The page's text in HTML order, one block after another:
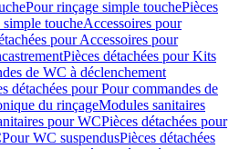
Pour rinçage simple touchePièces
simple toucheAccessoires pour
pour Accessoires pour
Pièces détachées pour Kits
de WC à déclenchement
détachées pour Pour commandes de
du rinçageModules sanitaires
pour WCPièces détachées pour
Pour WC suspendusPièces détachées